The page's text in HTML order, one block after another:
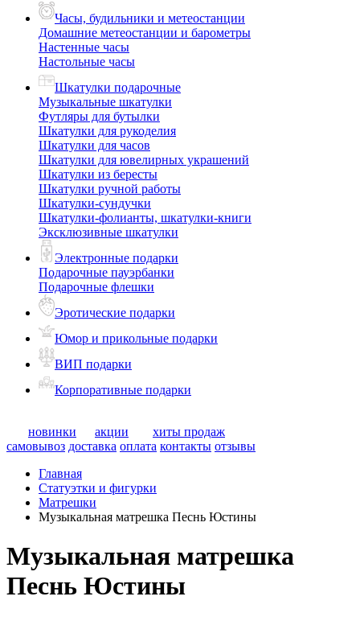
Часы, будильники и метеостанции
Домашние метеостанции и барометры
Настенные часы
Настольные часы
Шкатулки подарочные
Музыкальные шкатулки
Футляры для бутылки
Шкатулки для рукоделия
Шкатулки для часов
Шкатулки для ювелирных украшений
Шкатулки из бересты
Шкатулки ручной работы
Шкатулки-сундучки
Шкатулки-фолианты, шкатулки-книги
Эксклюзивные шкатулки
Электронные подарки
Подарочные пауэрбанки
Подарочные флешки
Эротические подарки
Юмор и прикольные подарки
ВИП подарки
Корпоративные подарки
новинки акции
хиты продаж
самовывоз доставка оплата контакты отзывы
Главная
Статуэтки и фигурки
Матрешки
Музыкальная матрешка Песнь Юстины
Музыкальная матрешка
Песнь Юстины